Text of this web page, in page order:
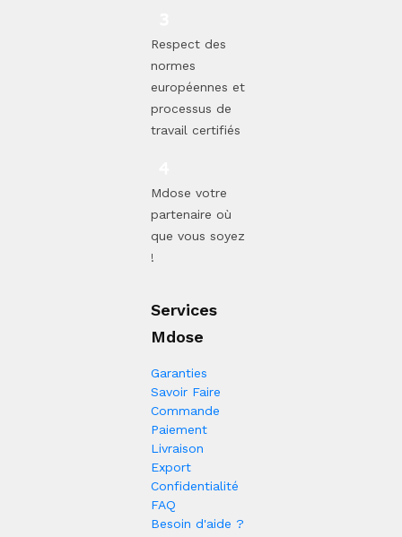
Respect des
normes
européennes et
processus de
travail certifiés
Mdose votre
partenaire où
que vous soyez
!
Services
Mdose
Garanties
Savoir Faire
Commande
Paiement
Livraison
Export
Confidentialité
FAQ
Besoin d'aide ?